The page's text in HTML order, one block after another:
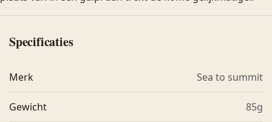
Specificaties
Merk Sea to summit
Gewicht 85g